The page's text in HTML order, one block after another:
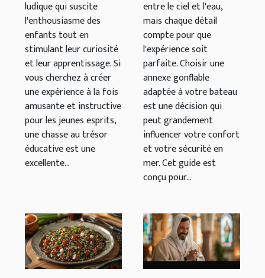
ludique qui suscite
l'enthousiasme des
enfants tout en
stimulant leur curiosité
et leur apprentissage. Si
vous cherchez à créer
une expérience à la fois
amusante et instructive
pour les jeunes esprits,
une chasse au trésor
éducative est une
excellente...
entre le ciel et l'eau,
mais chaque détail
compte pour que
l'expérience soit
parfaite. Choisir une
annexe gonflable
adaptée à votre bateau
est une décision qui
peut grandement
influencer votre confort
et votre sécurité en
mer. Cet guide est
conçu pour...